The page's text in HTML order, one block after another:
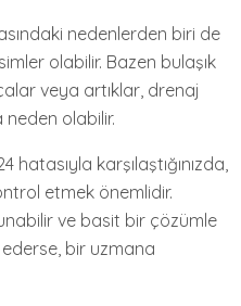
nedenlerden biri de
olabilir. Bazen bulaşık
veya artıklar, drenaj
olabilir.
hatasıyla karşılaştığınızda,
etmek önemlidir.
ve basit bir çözümle
bir uzmana